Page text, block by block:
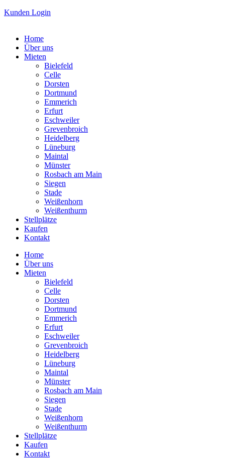
Kunden Login
Home
Über uns
Mieten
Bielefeld
Celle
Dorsten
Dortmund
Emmerich
Erfurt
Eschweiler
Grevenbroich
Heidelberg
Lüneburg
Maintal
Münster
Rosbach am Main
Siegen
Stade
Weißenhorn
Weißenthurm
Stellplätze
Kaufen
Kontakt
Home
Über uns
Mieten
Bielefeld
Celle
Dorsten
Dortmund
Emmerich
Erfurt
Eschweiler
Grevenbroich
Heidelberg
Lüneburg
Maintal
Münster
Rosbach am Main
Siegen
Stade
Weißenhorn
Weißenthurm
Stellplätze
Kaufen
Kontakt